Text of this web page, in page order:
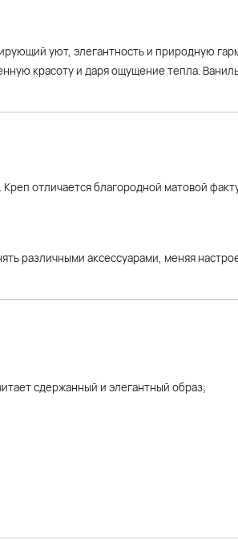
уют, элегантность и природную
красоту и даря ощущение тепла.
отличается благородной матовой
различными аксессуарами, меняя
сдержанный и элегантный образ;